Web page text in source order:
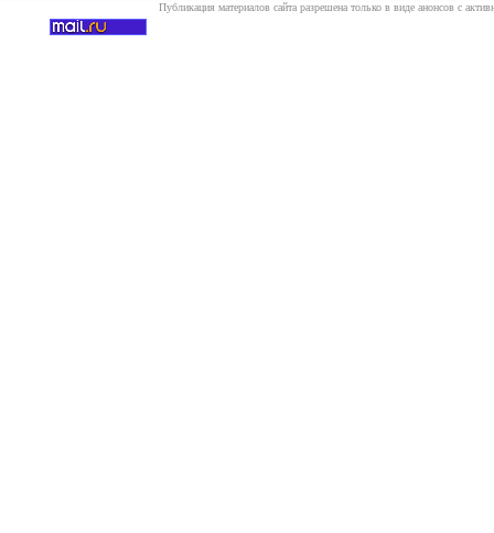
Публикация материалов сайта разрешена только в виде анонсов с